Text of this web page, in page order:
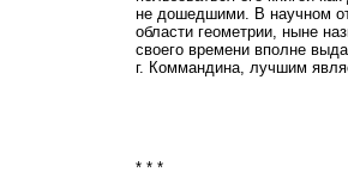
не дошедшими. В научном
области геометрии, ныне
своего времени вполне
г. Коммандина, лучшим
* * *